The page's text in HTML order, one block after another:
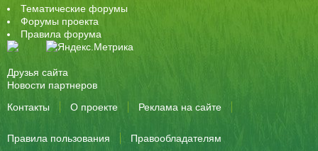
Тематические форумы
Форумы проекта
Правила форума
Друзья сайта
Новости партнеров
Контакты
О проекте Реклама на сайте
Правила пользования Правообладателям